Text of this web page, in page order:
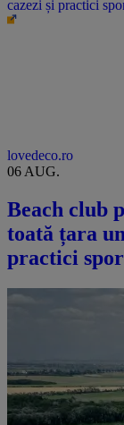
cazezi și practici
lovedeco.ro
06 AUG.
Beach club
toată țara
practici